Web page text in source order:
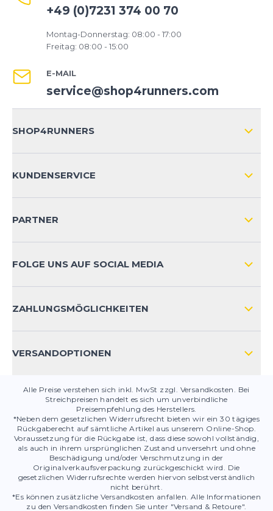
+49 (0)7231 374 00 70
Montag-Donnerstag: 08:00 - 17:00
Freitag: 08:00 - 15:00
E-MAIL
service@shop4runners.com
SHOP4RUNNERS
KUNDENSERVICE
KONTAKT
PRODUKTSICHERHEIT
PARTNER
FOLGE UNS AUF SOCIAL MEDIA
ZAHLUNGSMÖGLICHKEITEN
VERSANDOPTIONEN
Alle Preise verstehen sich inkl. MwSt zzgl. Versandkosten. Bei
Streichpreisen handelt es sich um unverbindliche
Preisempfehlung des Herstellers.
*Neben dem gesetzlichen Widerrufsrecht bieten wir ein 30 tägiges
Rückgaberecht auf sämtliche Artikel aus unserem Online-Shop.
Voraussetzung für die Rückgabe ist, dass diese sowohl vollständig,
als auch in ihrem ursprünglichen Zustand unversehrt und ohne
Beschädigung und/oder Verschmutzung in der
Originalverkaufsverpackung zurückgeschickt wird. Die
gesetzlichen Widerrufsrechte werden hiervon selbstverständlich
nicht berührt.
*Es können zusätzliche Versandkosten anfallen. Alle Informationen
zu den Versandkosten finden Sie unter "Versand & Retoure".